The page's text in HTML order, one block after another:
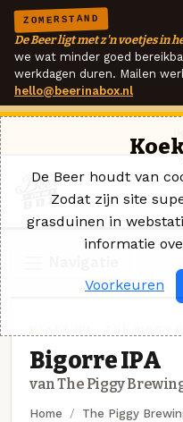
ZOMERSTAND
De Beer ligt met z'n voetjes in
we wat minder goed
werkdagen duren. Mailen
hello@beerinabox.nl
Bigorre IPA
van The Piggy
Home The Piggy
De Beer houdt van
Zodat zijn site
grasduinen in
informatie
Voorkeuren